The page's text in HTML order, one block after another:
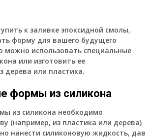
к заливке эпоксидной смолы,
форму для вашего будущего
можно использовать специальные
или изготовить ее
дерева или пластика.
формы из силикона
из силикона необходимо
(например, из пластика или дерева)
нанести силиконовую жидкость, дав